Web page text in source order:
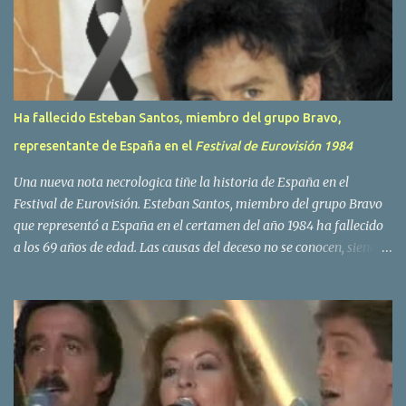
s
Ha fallecido Esteban Santos, miembro del grupo Bravo,
representante de España en el Festival de Eurovisión 1984
Una nueva nota necrologica tiñe la historia de España en el
Festival de Eurovisión. Esteban Santos, miembro del grupo Bravo
que representó a España en el certamen del año 1984 ha fallecido
a los 69 años de edad. Las causas del deceso no se conocen, siendo
traves de las redes sociales. Nacido en Tolosa en 1951, durante su
epoca universitaria en la carrera de empresariales conoció al
estudiante de medicina Luis Villar, comenzando a actuar
juntos,Santos a la guitarra y Villar al piano, sin atreverse a dar el
salto al mercado profesional. Sin embargo esto cambió gracias a la